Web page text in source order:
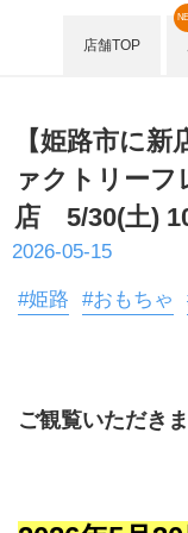
店舗TOP
【姫路市に
ァクトリーフ
店 5/30(土)
2026-05-15
#姫路 #おもちゃ
ご観覧いただき